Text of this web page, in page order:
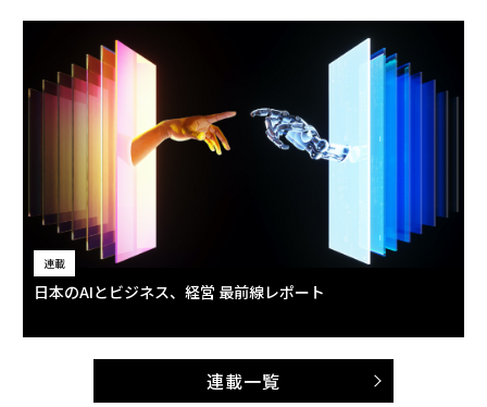
連載
日本のAIとビジネス、経営 最前線レポート
連載一覧